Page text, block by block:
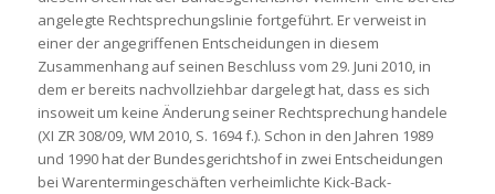
angelegte Rechtsprechungslinie fortgeführt. Er verweist in
einer der angegriffenen Entscheidungen in diesem
Zusammenhang auf seinen Beschluss vom 29. Juni 2010, in
dem er bereits nachvollziehbar dargelegt hat, dass es sich
insoweit um keine Änderung seiner Rechtsprechung handele
(XI ZR 308/09, WM 2010, S. 1694 f.). Schon in den Jahren 1989
und 1990 hat der Bundesgerichtshof in zwei Entscheidungen
bei Warentermingeschäften verheimlichte Kick-Back-